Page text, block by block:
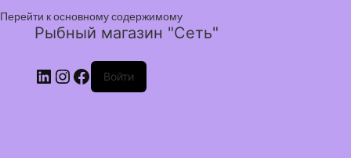
Перейти к основному содержимому
Рыбный магазин "Сеть"
Войти